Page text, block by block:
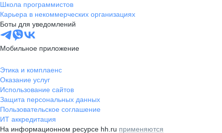
Школа программистов
Карьера в некоммерческих организациях
Боты для уведомлений
Мобильное приложение
Этика и комплаенс
Оказание услуг
Использование сайтов
Защита персональных данных
Пользовательское соглашение
ИТ аккредитация
На информационном ресурсе hh.ru применяются